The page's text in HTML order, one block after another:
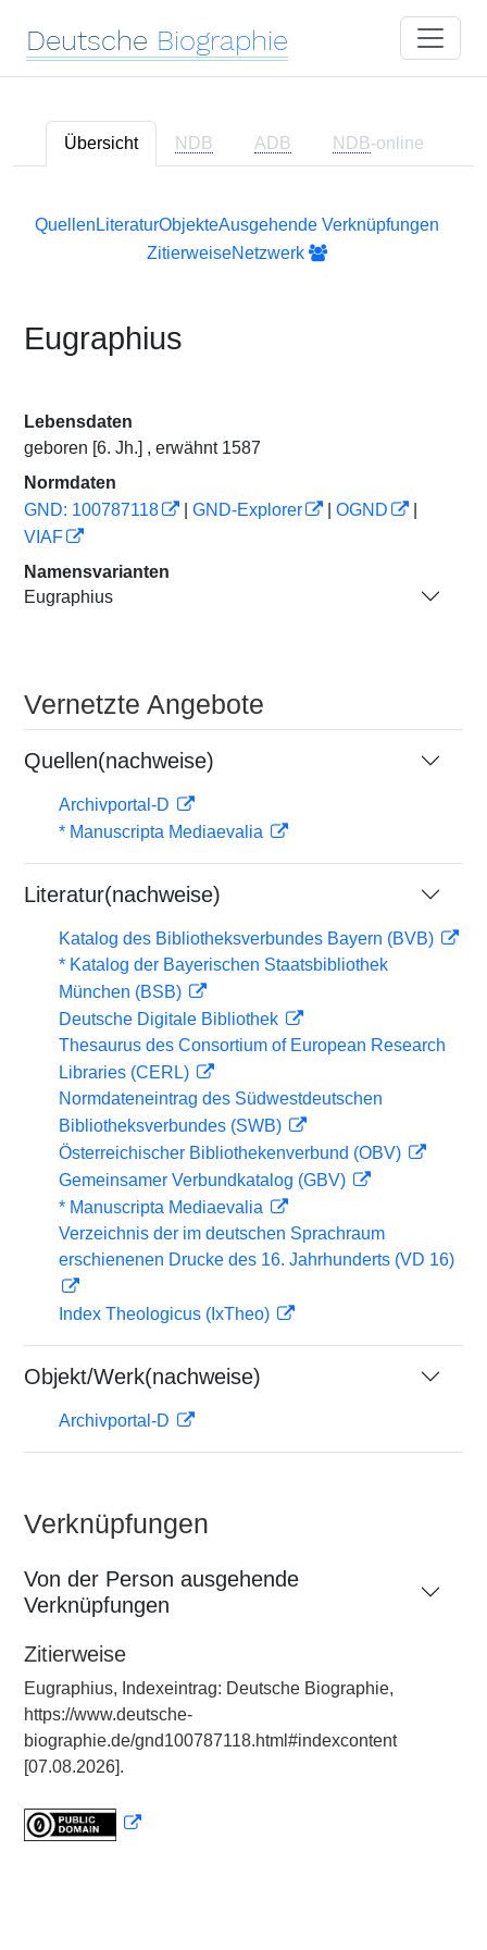
Deutsche Biographie
Übersicht NDB ADB NDB-online
Quellen LiteraturObjekteAusgehende Verknüpfungen
ZitierweiseNetzwerk
Eugraphius
Lebensdaten
geboren [6. Jh.] , erwähnt 1587
Normdaten
GND: 100787118
GND-Explorer OGND
VIAF
Namensvarianten
Eugraphius
Vernetzte Angebote
Quellen(nachweise)
Archivportal-D
* Manuscripta Mediaevalia
Literatur(nachweise)
Katalog des Bibliotheksverbundes Bayern (BVB)
* Katalog der Bayerischen Staatsbibliothek
München (BSB)
Deutsche Digitale Bibliothek
Thesaurus des Consortium of European Research
Libraries (CERL)
Normdateneintrag des Südwestdeutschen
Bibliotheksverbundes (SWB)
Österreichischer Bibliothekenverbund (OBV)
Gemeinsamer Verbundkatalog (GBV)
* Manuscripta Mediaevalia
Verzeichnis der im deutschen Sprachraum
erschienenen Drucke des 16. Jahrhunderts (VD 16)
Index Theologicus (IxTheo)
Objekt/Werk(nachweise)
Archivportal-D
Verknüpfungen
Von der Person ausgehende
Verknüpfungen
Zitierweise
Eugraphius, Indexeintrag: Deutsche Biographie,
https://www.deutsche-
biographie.de/gnd100787118.html#indexcontent
[07.08.2026].